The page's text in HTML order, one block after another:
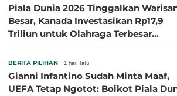
Piala Dunia 2026 Tinggalkan
Besar, Kanada Investasikan Rp17,9
Triliun untuk Olahraga Terbesar
BERITA PILIHAN 1 hari lalu
Gianni Infantino Sudah Minta Maaf,
UEFA Tetap Ngotot: Boikot Piala